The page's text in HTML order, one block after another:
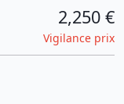
2,250 €
Vigilance prix